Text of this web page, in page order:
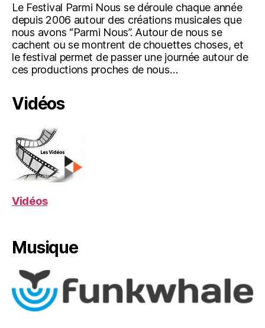
Le Festival Parmi Nous se déroule chaque année
depuis 2006 autour des créations musicales que
nous avons “Parmi Nous”. Autour de nous se
cachent ou se montrent de chouettes choses, et
le festival permet de passer une journée autour de
ces productions proches de nous…
Vidéos
Vidéos
Musique